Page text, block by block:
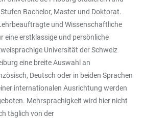
Bachelor, Master und Doktorat.
und Wissenschaftliche
eine erstklassige und persönliche
Universität der Schweiz
eine breite Auswahl an
Deutsch oder in beiden Sprachen
internationalen Ausrichtung werden
Mehrsprachigkeit wird hier nicht
täglich von der